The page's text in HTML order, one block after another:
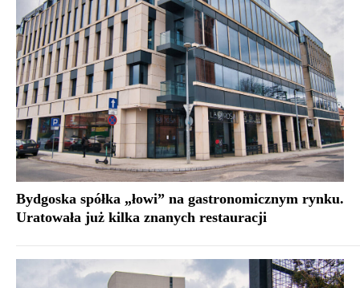
Bydgoska spółka „łowi” na gastronomicznym rynku.
Uratowała już kilka znanych restauracji